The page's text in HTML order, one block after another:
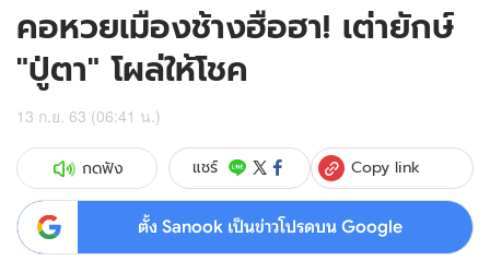
คอหวยเมืองช้างฮือฮา! เต่ายักษ์
"ปู่ตา" โผล่ให้โชค
13 ก.ย. 63 (06:41 น.)
กดฟัง แชร์ Copy link
ตั้ง Sanook เป็นข่าวโปรดบน Google